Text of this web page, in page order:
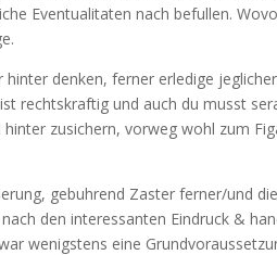
Eventualitaten nach befullen.
denken, ferner erledige
rechtskraftig und auch du musst
zusichern, vorweg wohl zum
gebuhrend Zaster ferner/und
den interessanten Eindruck &
wenigstens eine